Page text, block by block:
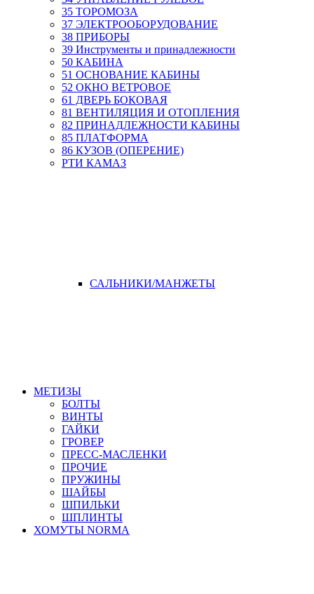
35 ТОРОМОЗА
37 ЭЛЕКТРООБОРУДОВАНИЕ
38 ПРИБОРЫ
39 Инструменты и принадлежности
50 КАБИНА
51 ОСНОВАНИЕ КАБИНЫ
52 ОКНО ВЕТРОВОЕ
61 ДВЕРЬ БОКОВАЯ
81 ВЕНТИЛЯЦИЯ И ОТОПЛЕНИЯ
82 ПРИНАДЛЕЖНОСТИ КАБИНЫ
85 ПЛАТФОРМА
86 КУЗОВ (ОПЕРЕНИЕ)
РТИ КАМАЗ
САЛЬНИКИ/МАНЖЕТЫ
МЕТИЗЫ
БОЛТЫ
ВИНТЫ
ГАЙКИ
ГРОВЕР
ПРЕСС-МАСЛЕНКИ
ПРОЧИЕ
ПРУЖИНЫ
ШАЙБЫ
ШПИЛЬКИ
ШПЛИНТЫ
ХОМУТЫ NORMA